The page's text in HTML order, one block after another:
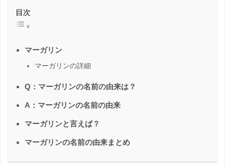
目次
マーガリン
マーガリンの詳細
Q：マーガリンの名前の由来は？
A：マーガリンの名前の由来
マーガリンと言えば？
マーガリンの名前の由来まとめ